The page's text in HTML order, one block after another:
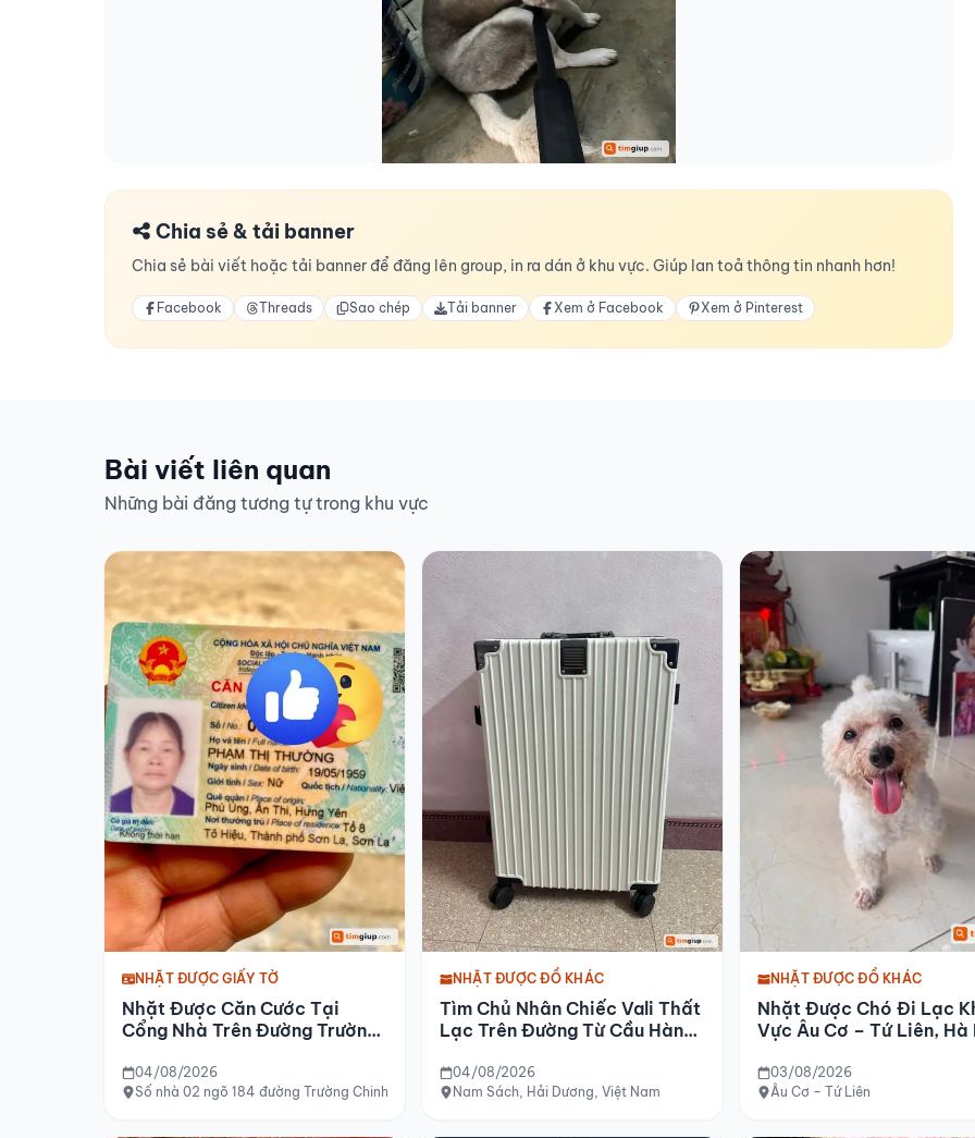
Chia sẻ & tải banner
Chia sẻ bài viết hoặc tải banner để đăng lên group, in ra dán ở khu vực. Giúp lan toả thông tin nhanh hơn!
Facebook Threads Sao chép Tải banner Xem ở Facebook Xem ở Pinterest
Bài viết liên quan
Những bài đăng tương tự trong khu vực
NHẶT ĐƯỢC GIẤY TỜ
Nhặt Được Căn Cước Tại
Cổng Nhà Trên Đường Trường
04/08/2026
Số nhà 02 ngõ 184 đường Trường Chinh (đối diện văn phòng xe khách Hải Vân)
NHẶT ĐƯỢC ĐỒ KHÁC
Tìm Chủ Nhân Chiếc Vali Thất
Lạc Trên Đường Từ Cầu Hàn
Chiều 04-08-2026
04/08/2026
Nam Sách, Hải Dương, Việt Nam
NHẶT ĐƯỢC ĐỒ KHÁC
Nhặt Được Chó Đi Lạc
Vực Âu Cơ – Tứ Liên, Hà
03/08/2026
Âu Cơ – Tứ Liên